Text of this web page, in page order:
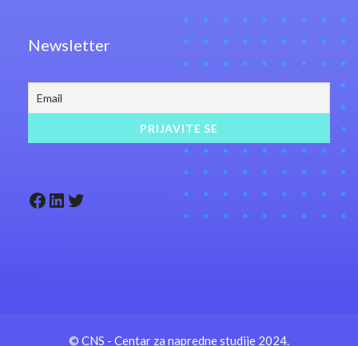
Newsletter
Facebook LinkedIn Twitter
© CNS - Centar za napredne studije 2024.